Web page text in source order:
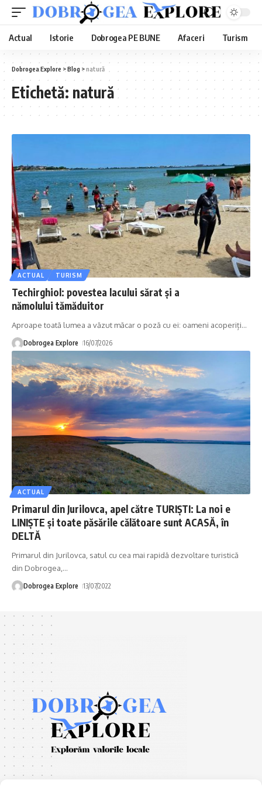
Actual Istorie Dobrogea PE BUNE Afaceri Turism
Dobrogea Explore >Blog >natură
Etichetă: natură
ACTUAL TURISM
Techirghiol: povestea lacului sărat și a
nămolului tămăduitor
Aproape toată lumea a văzut măcar o poză cu ei: oameni acoperiți…
Dobrogea Explore 16/07/2026
ACTUAL
Primarul din Jurilovca, apel către TURIȘTI: La noi e
LINIȘTE și toate păsările călătoare sunt ACASĂ, în
DELTĂ
Primarul din Jurilovca, satul cu cea mai rapidă dezvoltare turistică
din Dobrogea, …
Dobrogea Explore 13/07/2022